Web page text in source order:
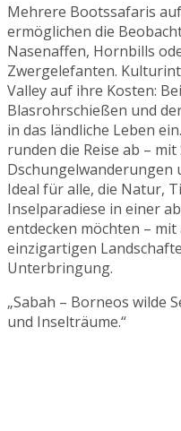
Mehrere Bootssafaris
ermöglichen die
Nasenaffen, Hornbills
Zwergelefanten.
Valley auf ihre Kosten:
Blasrohrschießen und
in das ländliche Leben
runden die Reise ab –
Dschungelwanderungen
Ideal für alle, die Natur,
Inselparadiese in einer
entdecken möchten –
einzigartigen
Unterbringung.
„Sabah – Borneos wilde
und Inselträume.“